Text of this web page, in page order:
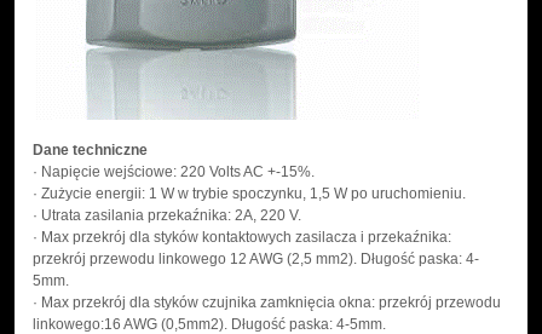
Dane techniczne
· Napięcie wejściowe: 220 Volts AC +-15%.
· Zużycie energii: 1 W w trybie spoczynku, 1,5 W po uruchomieniu.
· Utrata zasilania przekaźnika: 2A, 220 V.
· Max przekrój dla styków kontaktowych zasilacza i przekaźnika:
przekrój przewodu linkowego 12 AWG (2,5 mm2). Długość paska: 4-
5mm.
· Max przekrój dla styków czujnika zamknięcia okna: przekrój przewodu
linkowego:16 AWG (0,5mm2). Długość paska: 4-5mm.